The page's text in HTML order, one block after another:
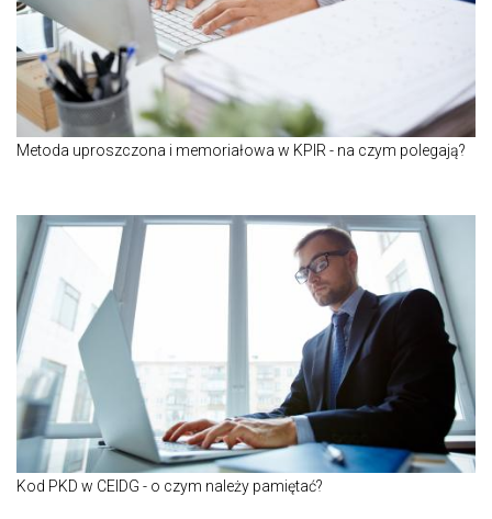
Metoda uproszczona i memoriałowa w KPIR - na czym polegają?
Kod PKD w CEIDG - o czym należy pamiętać?